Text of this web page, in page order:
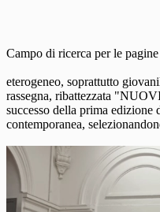
Campo di ricerca per le
eterogeneo, soprattutto
rassegna, ribattezzata
successo della prima edizione
contemporanea,